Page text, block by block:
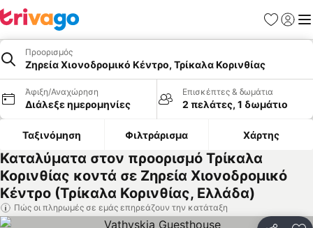
Προορισμός
Ζηρεία Χιονοδρομικό Κέντρο, Τρίκαλα Κορινθίας
Άφιξη/Αναχώρηση
Διάλεξε ημερομηνίες
Επισκέπτες & δωμάτια
2 πελάτες, 1 δωμάτιο
Ταξινόμηση Φιλτράρισμα Χάρτης
Καταλύματα στον προορισμό Τρίκαλα
Κορινθίας κοντά σε Ζηρεία Χιονοδρομικό
Κέντρο (Τρίκαλα Κορινθίας, Ελλάδα)
Πώς οι πληρωμές σε εμάς επηρεάζουν την κατάταξη